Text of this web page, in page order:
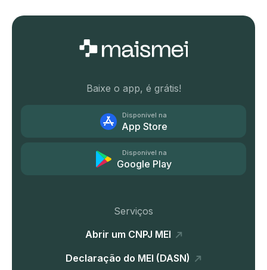
Baixe o app, é grátis!
Disponível na
App Store
Disponível na
Google Play
Serviços
Abrir um CNPJ MEI
Declaração do MEI (DASN)